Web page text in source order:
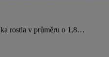
rostla v průměru o 1,8…